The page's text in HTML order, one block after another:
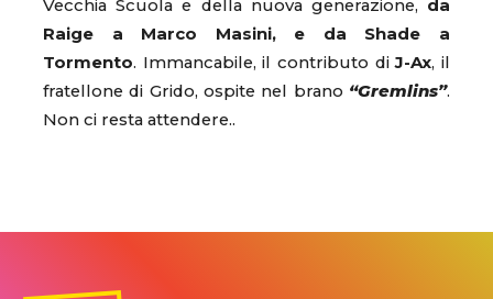
Vecchia Scuola e della nuova generazione, da
Raige a Marco Masini, e da Shade a
Tormento. Immancabile, il contributo diJ-Ax, il
fratellone di Grido, ospite nel brano “Gremlins”.
Non ci resta attendere..